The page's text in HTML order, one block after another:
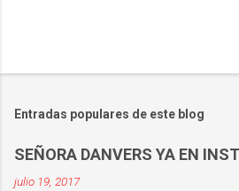
Entradas populares de este blog
SEÑORA DANVERS YA EN
julio 19, 2017